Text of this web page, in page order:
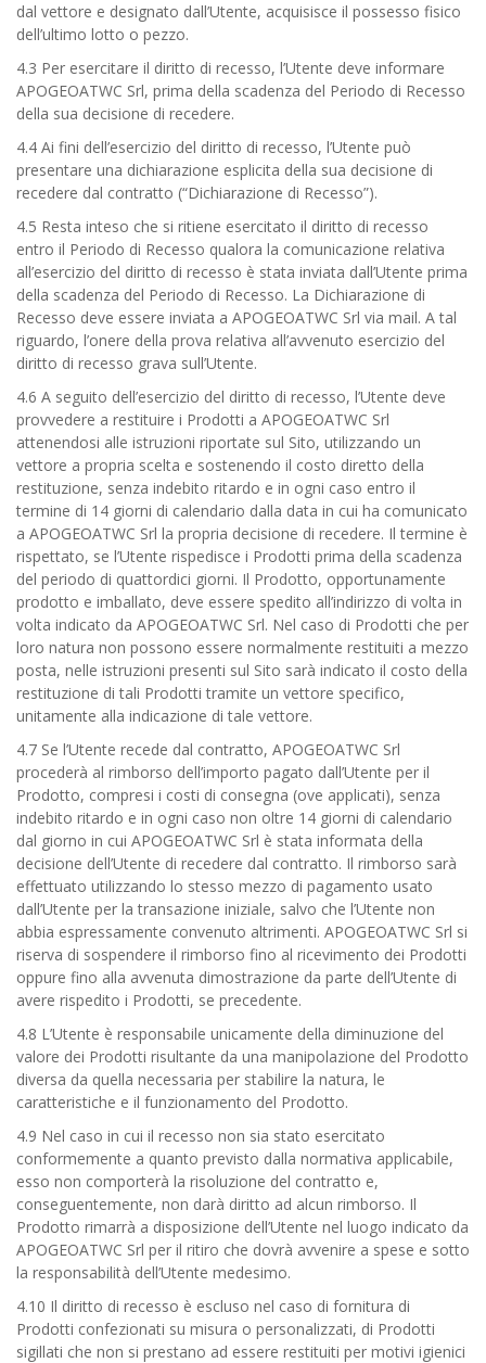
dal vettore e designato dall’Utente, acquisisce il possesso fisico
dell’ultimo lotto o pezzo.
4.3 Per esercitare il diritto di recesso, l’Utente deve informare
APOGEOATWC Srl, prima della scadenza del Periodo di Recesso
della sua decisione di recedere.
4.4 Ai fini dell’esercizio del diritto di recesso, l’Utente può
presentare una dichiarazione esplicita della sua decisione di
recedere dal contratto (“Dichiarazione di Recesso”).
4.5 Resta inteso che si ritiene esercitato il diritto di recesso
entro il Periodo di Recesso qualora la comunicazione relativa
all’esercizio del diritto di recesso è stata inviata dall’Utente prima
della scadenza del Periodo di Recesso. La Dichiarazione di
Recesso deve essere inviata a APOGEOATWC Srl via mail. A tal
riguardo, l’onere della prova relativa all’avvenuto esercizio del
diritto di recesso grava sull’Utente.
4.6 A seguito dell’esercizio del diritto di recesso, l’Utente deve
provvedere a restituire i Prodotti a APOGEOATWC Srl
attenendosi alle istruzioni riportate sul Sito, utilizzando un
vettore a propria scelta e sostenendo il costo diretto della
restituzione, senza indebito ritardo e in ogni caso entro il
termine di 14 giorni di calendario dalla data in cui ha comunicato
a APOGEOATWC Srl la propria decisione di recedere. Il termine è
rispettato, se l’Utente rispedisce i Prodotti prima della scadenza
del periodo di quattordici giorni. Il Prodotto, opportunamente
prodotto e imballato, deve essere spedito all’indirizzo di volta in
volta indicato da APOGEOATWC Srl. Nel caso di Prodotti che per
loro natura non possono essere normalmente restituiti a mezzo
posta, nelle istruzioni presenti sul Sito sarà indicato il costo della
restituzione di tali Prodotti tramite un vettore specifico,
unitamente alla indicazione di tale vettore.
4.7 Se l’Utente recede dal contratto, APOGEOATWC Srl
procederà al rimborso dell’importo pagato dall’Utente per il
Prodotto, compresi i costi di consegna (ove applicati), senza
indebito ritardo e in ogni caso non oltre 14 giorni di calendario
dal giorno in cui APOGEOATWC Srl è stata informata della
decisione dell’Utente di recedere dal contratto. Il rimborso sarà
effettuato utilizzando lo stesso mezzo di pagamento usato
dall’Utente per la transazione iniziale, salvo che l’Utente non
abbia espressamente convenuto altrimenti. APOGEOATWC Srl si
riserva di sospendere il rimborso fino al ricevimento dei Prodotti
oppure fino alla avvenuta dimostrazione da parte dell’Utente di
avere rispedito i Prodotti, se precedente.
4.8 L’Utente è responsabile unicamente della diminuzione del
valore dei Prodotti risultante da una manipolazione del Prodotto
diversa da quella necessaria per stabilire la natura, le
caratteristiche e il funzionamento del Prodotto.
4.9 Nel caso in cui il recesso non sia stato esercitato
conformemente a quanto previsto dalla normativa applicabile,
esso non comporterà la risoluzione del contratto e,
conseguentemente, non darà diritto ad alcun rimborso. Il
Prodotto rimarrà a disposizione dell’Utente nel luogo indicato da
APOGEOATWC Srl per il ritiro che dovrà avvenire a spese e sotto
la responsabilità dell’Utente medesimo.
4.10 Il diritto di recesso è escluso nel caso di fornitura di
Prodotti confezionati su misura o personalizzati, di Prodotti
sigillati che non si prestano ad essere restituiti per motivi igienici